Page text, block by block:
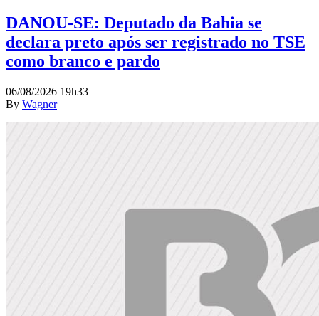
DANOU-SE: Deputado da Bahia se
declara preto após ser registrado no TSE
como branco e pardo
06/08/2026 19h33
By Wagner